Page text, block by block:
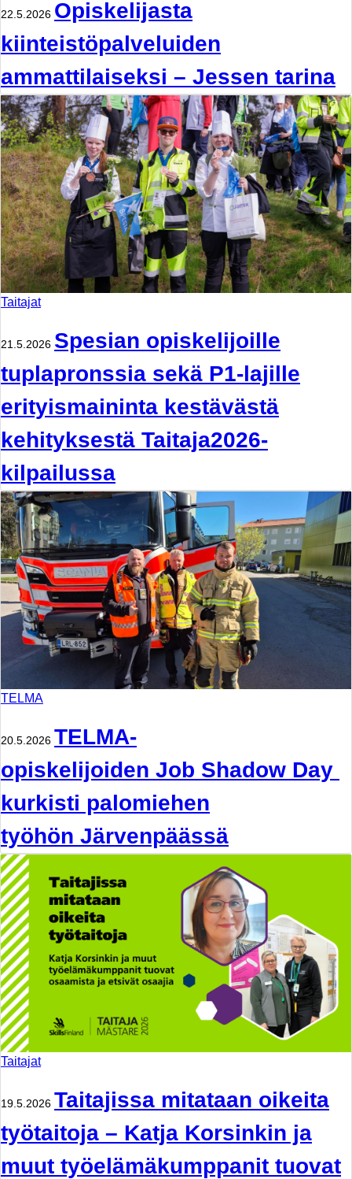
22.5.2026 Opiskelijasta
kiinteistöpalveluiden
ammattilaiseksi – Jessen tarina
Taitajat
21.5.2026 Spesian opiskelijoille
tuplapronssia sekä P1-lajille
erityismaininta kestävästä
kehityksestä Taitaja2026-
kilpailussa
TELMA
20.5.2026 TELMA-
opiskelijoiden Job Shadow Day
kurkisti palomiehen
työhön Järvenpäässä
Taitajat
19.5.2026 Taitajissa mitataan oikeita
työtaitoja – Katja Korsinkin ja
muut työelämäkumppanit tuovat